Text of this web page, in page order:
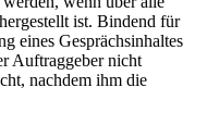
ist. Bindend für
eines Gesprächsinhaltes
Auftraggeber nicht
nachdem ihm die